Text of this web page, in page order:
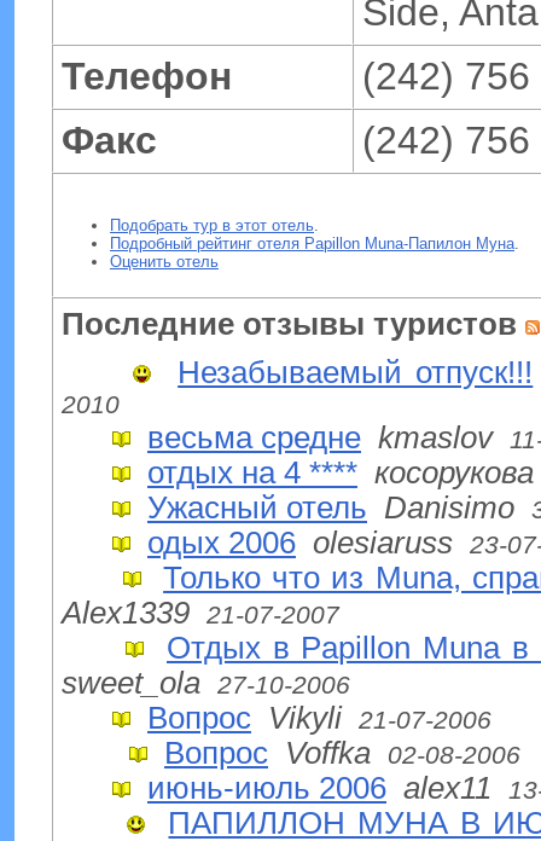
Side,
Телефон
(242)
Факс
(242)
Подобрать тур в этот отель.
Подробный рейтинг отеля Papillon Muna-Папилон Муна.
Оценить отель
Последние отзывы туристов
Незабываемый отпуск!!!
2010
весьма средне kmaslov
отдых на 4 **** косорукова
Ужасный отель Danisimo
одых 2006 olesiaruss 23-
Только что из Muna,
Alex1339 21-07-2007
Отдых в Papillon Muna в
sweet_ola 27-10-2006
Вопрос Vikyli 21-07-2006
Вопрос Voffka 02-08-2006
июнь-июль 2006 alex11
ПАПИЛЛОН МУНА В